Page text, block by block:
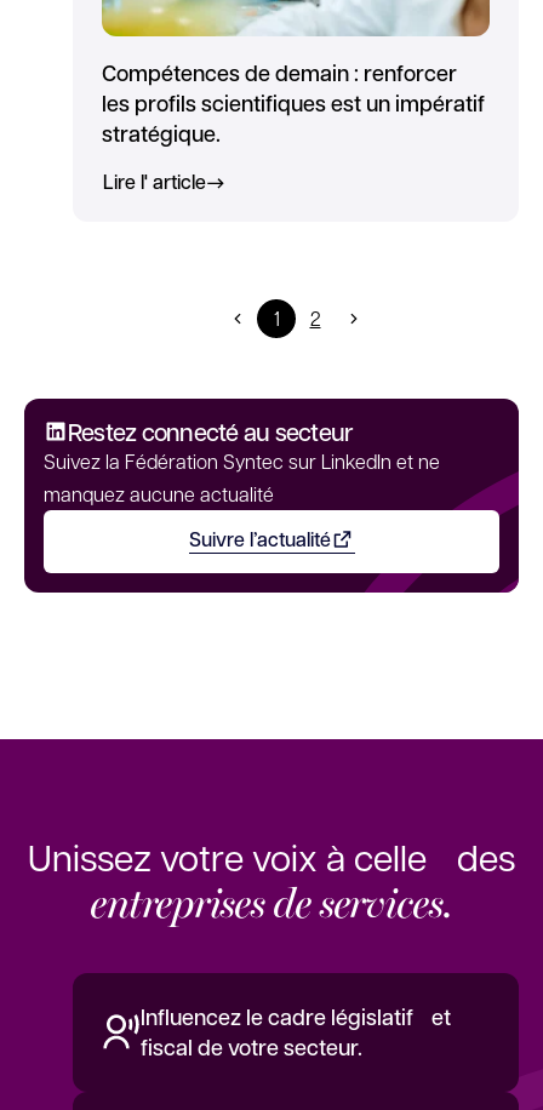
Compétences de demain : renforcer
les profils scientifiques est un impératif
stratégique.
Lire l' article
1 2
Restez connecté au secteur
Suivez la Fédération Syntec sur LinkedIn et ne
manquez aucune actualité
Suivre l’actualitéOuvrir dans un nouvel onglet
Unissez votre voix à celle des
entreprises de services.
Influencez le cadre législatif et
fiscal de votre secteur.